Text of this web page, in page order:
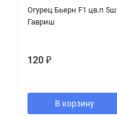
Огурец Бьерн F1 цв.п
Гавриш
120 ₽
В корзину